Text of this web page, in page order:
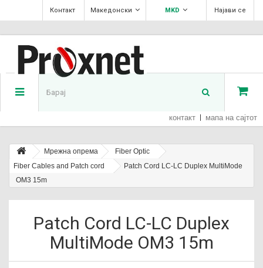
Најави се
MKD
Македонски
Контакт
контакт мапа на сајтот
Мрежна опрема
Fiber Optic
Fiber Cables and Patch cord
Patch Cord LC-LC Duplex MultiMode
OM3 15m
Patch Cord LC-LC Duplex
MultiMode OM3 15m